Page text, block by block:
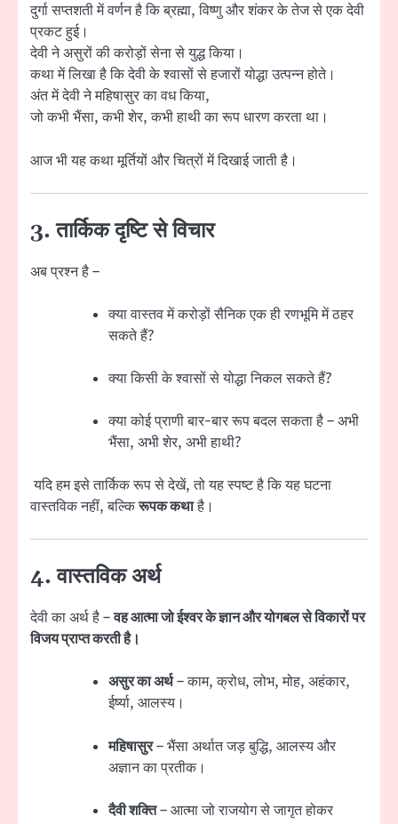
दुर्गा सप्तशती में वर्णन है कि ब्रह्मा, विष्णु और शंकर के तेज से एक देवी
प्रकट हुई।
देवी ने असुरों की करोड़ों सेना से युद्ध किया।
कथा में लिखा है कि देवी के श्वासों से हजारों योद्धा उत्पन्न होते।
अंत में देवी ने महिषासुर का वध किया,
जो कभी भैंसा, कभी शेर, कभी हाथी का रूप धारण करता था।
आज भी यह कथा मूर्तियों और चित्रों में दिखाई जाती है।
3. तार्किक दृष्टि से विचार
अब प्रश्न है –
क्या वास्तव में करोड़ों सैनिक एक ही रणभूमि में ठहर
सकते हैं?
क्या किसी के श्वासों से योद्धा निकल सकते हैं?
क्या कोई प्राणी बार-बार रूप बदल सकता है – अभी
भैंसा, अभी शेर, अभी हाथी?
यदि हम इसे तार्किक रूप से देखें, तो यह स्पष्ट है कि यह घटना
वास्तविक नहीं, बल्किरूपक कथाहै।
4. वास्तविक अर्थ
देवी का अर्थ है –वह आत्मा जो ईश्वर के ज्ञान और योगबल से विकारों पर
विजय प्राप्त करती है।
असुर का अर्थ– काम, क्रोध, लोभ, मोह, अहंकार,
ईर्ष्या, आलस्य।
महिषासुर– भैंसा अर्थात जड़ बुद्धि, आलस्य और
अज्ञान का प्रतीक।
दैवी शक्ति– आत्मा जो राजयोग से जागृत होकर